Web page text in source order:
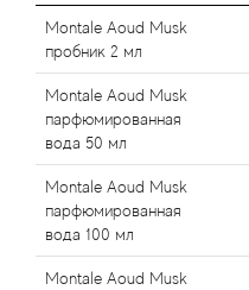
Montale Aoud Musk
пробник 2 мл
Montale Aoud Musk
парфюмированная
вода 50 мл
Montale Aoud Musk
парфюмированная
вода 100 мл
Montale Aoud Musk
Al Haramain
Al Jazeera
Alaia Paris
Alexander McQueen
Alexandre Barthet